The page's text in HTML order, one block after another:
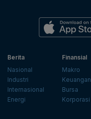
Berita
Nasional
Industri
Internasional
Energi
Finansial
Makro
Keuangan
Bursa
Korporasi